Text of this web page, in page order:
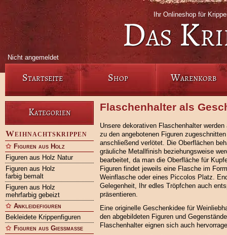
Ihr Onlineshop für
Das
Nicht angemeldet
Startseite Shop Warenkorb
Kategorien
Weihnachtskrippen
Figuren aus Holz
Figuren aus Holz Natur
Figuren aus Holz
farbig bemalt
Figuren aus Holz
mehrfarbig gebeizt
Ankleidefiguren
Bekleidete Krippenfiguren
Figuren aus Gießmasse
Flaschenhalter als
Unsere dekorativen Flaschenhalter
zu den angebotenen Figuren
anschließend verlötet. Die Oberflächen
gräuliche Metallfinish beziehungsweise
bearbeitet, da man die Oberfläche für
Figuren findet jeweils eine Flasche im
Weinflasche oder eines Piccolos Platz.
Gelegenheit, Ihr edles Tröpfchen auch
präsentieren.
Eine originelle Geschenkidee für
den abgebildeten Figuren und
Flaschenhalter eignen sich auch